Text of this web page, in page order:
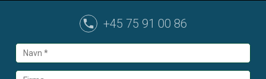
+45 75 91 00 86